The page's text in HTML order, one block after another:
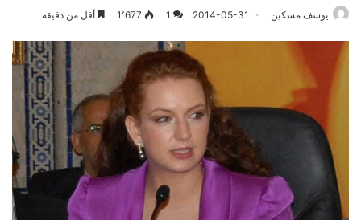
يوسف مسكين 2014-05-31
1 1٬677 أقل من دقيقة